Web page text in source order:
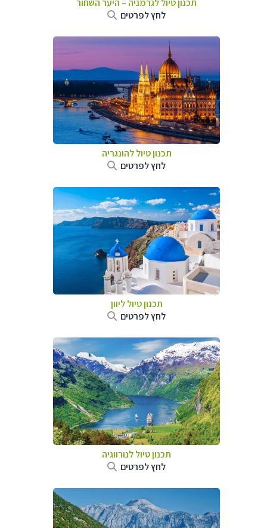
תכנון טיול לגרמניה – היער השחור
לחץ לפרטים
תכנון טיול להונגריה
לחץ לפרטים
תכנון טיול ליוון
לחץ לפרטים
תכנון טיול לנורווגיה
לחץ לפרטים